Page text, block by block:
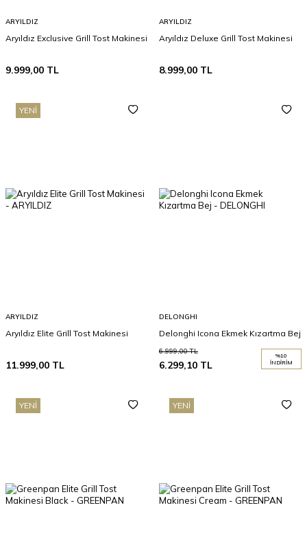
ARYILDIZ
Aryıldız Exclusive Grill Tost Makinesi
9.999,00 TL
ARYILDIZ
Aryıldız Deluxe Grill Tost Makinesi
8.999,00 TL
YENI
ARYILDIZ
Aryıldız Elite Grill Tost Makinesi
11.999,00 TL
DELONGHI
Delonghi Icona Ekmek Kızartma Bej
6.999,00TL
6.299,10 TL
%10
İNDIRIM
YENI YENI